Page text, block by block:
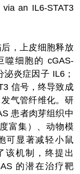
an IL6-STAT3
，上皮细胞释放
噬细胞的 cGAS-
炎症因子 IL6；
信号，终导致成
气管纤维化。研
患者肉芽组织中
富集）、动物模
可显著减轻小鼠
该机制，终提出
的潜在治疗靶